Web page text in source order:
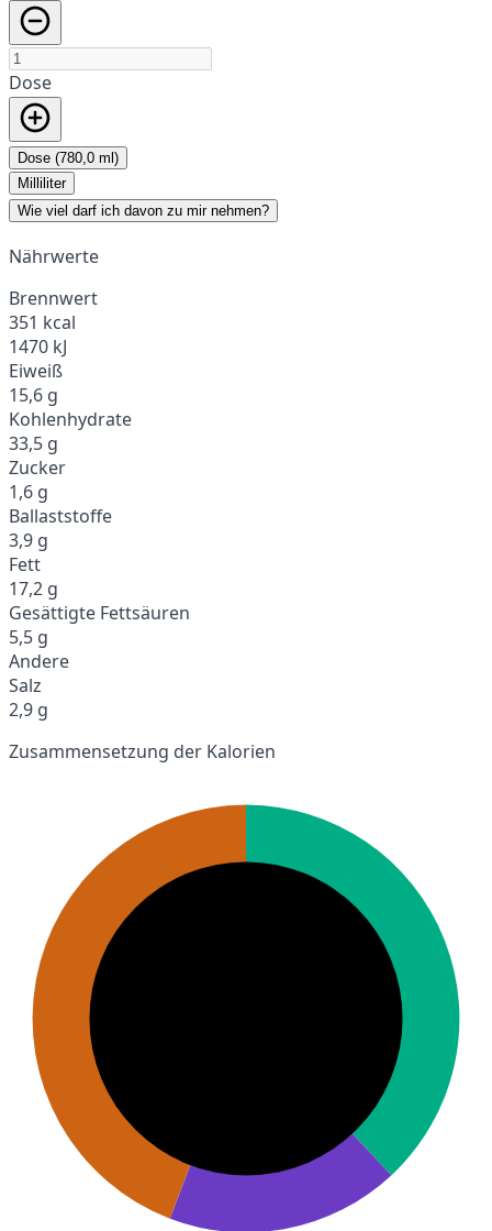
Dose
Dose (780,0 ml)
Milliliter
Wie viel darf ich davon zu mir nehmen?
Nährwerte
Brennwert
351 kcal
1470 kJ
Eiweiß
15,6 g
Kohlenhydrate
33,5 g
Zucker
1,6 g
Ballaststoffe
3,9 g
Fett
17,2 g
Gesättigte Fettsäuren
5,5 g
Andere
Salz
2,9 g
Zusammensetzung der Kalorien